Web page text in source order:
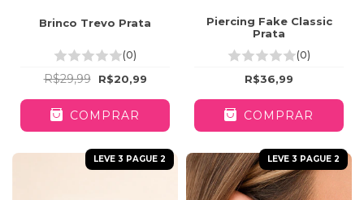
Brinco Trevo Prata
(0)
R$29,99 R$20,99
COMPRAR
Piercing Fake Classic
Prata
(0)
R$36,99
COMPRAR
LEVE 3 PAGUE 2 LEVE 3 PAGUE 2